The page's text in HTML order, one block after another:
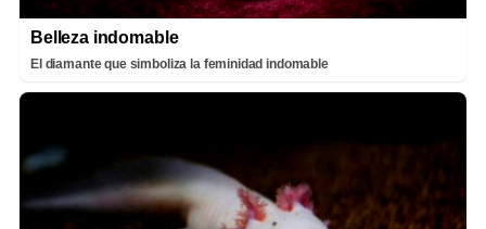
Belleza indomable
El diamante que simboliza la feminidad indomable